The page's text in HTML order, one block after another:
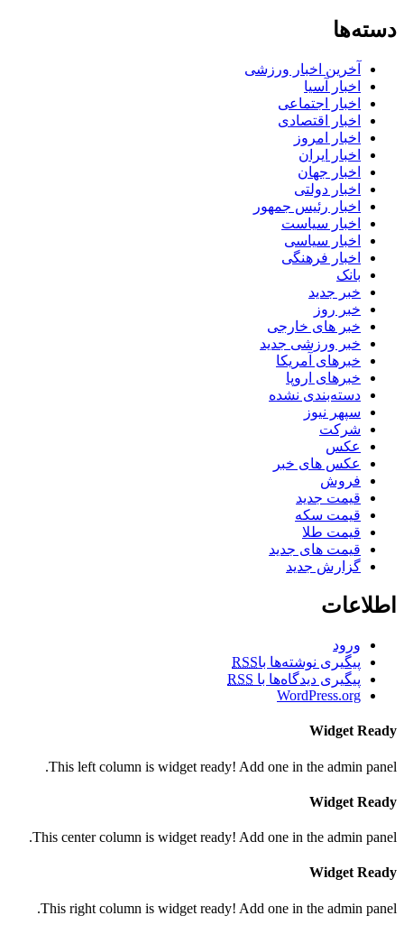
دسته‌ها
آخرین اخبار ورزشی
اخبار آسیا
اخبار اجتماعی
اخبار اقتصادی
اخبار امروز
اخبار ایران
اخبار جهان
اخبار دولتی
اخبار رئیس جمهور
اخبار سیاست
اخبار سیاسی
اخبار فرهنگی
بانک
خبر جدید
خبر روز
خبر های خارجی
خبر ورزشی جدید
خبرهای آمریکا
خبرهای اروپا
دسته‌بندی نشده
سپهر نیوز
شرکت
عکس
عکس های خبر
فروش
قیمت جدید
قیمت سکه
قیمت طلا
قیمت های جدید
گزارش جدید
اطلاعات
ورود
پیگیری نوشته‌ها باRSS
پیگیری دیدگاه‌ها با RSS
WordPress.org
Widget Ready
This left column is widget ready! Add one in the admin panel.
Widget Ready
This center column is widget ready! Add one in the admin panel.
Widget Ready
This right column is widget ready! Add one in the admin panel.